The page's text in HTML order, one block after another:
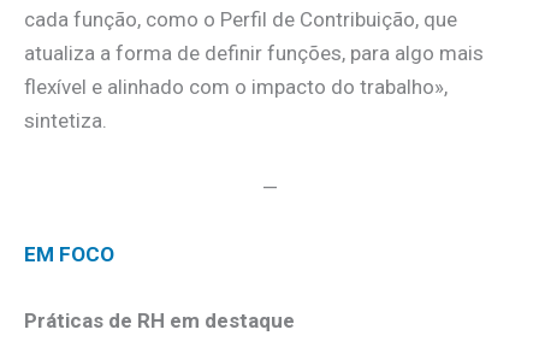
cada função, como o Perfil de Contribuição, que
atualiza a forma de definir funções, para algo mais
flexível e alinhado com o impacto do trabalho»,
sintetiza.
—
EM FOCO
Práticas de RH em destaque